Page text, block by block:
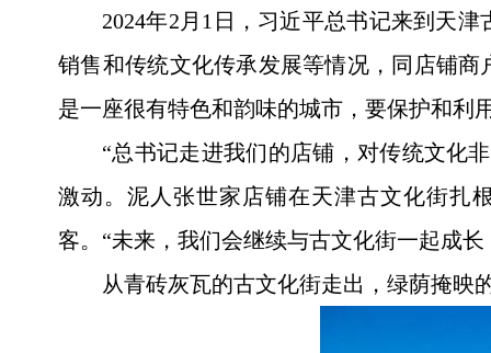
2024年2月1日，习近平总书记来到天
销售和传统文化传承发展等情况，同店铺
是一座很有特色和韵味的城市，要保护和利
“总书记走进我们的店铺，对传统文化
激动。泥人张世家店铺在天津古文化街扎
客。“未来，我们会继续与古文化街一起成
从青砖灰瓦的古文化街走出，绿荫掩映